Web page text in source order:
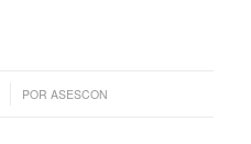
PORASESCON